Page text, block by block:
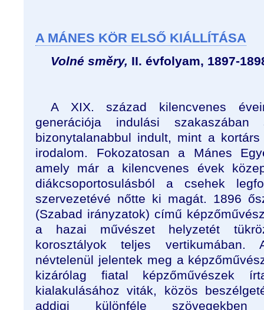
A MÁNES KÖR ELSŐ KIÁLLÍTÁSA
Volné směry, II. évfolyam, 1897-
A XIX. század kilencvenes
generációja indulási
bizonytalanabbul indult, mint a
irodalom. Fokozatosan a Mánes
amely már a kilencvenes évek
diákcsoportosulásból a csehek
szervezetévé nőtte ki magát. 1896
(Szabad irányzatok) című
a hazai művészet helyzetét
korosztályok teljes vertikumában.
névtelenül jelentek meg a
kizárólag fiatal képzőművészek
kialakulásához viták, közös
addigi különféle szövegekben